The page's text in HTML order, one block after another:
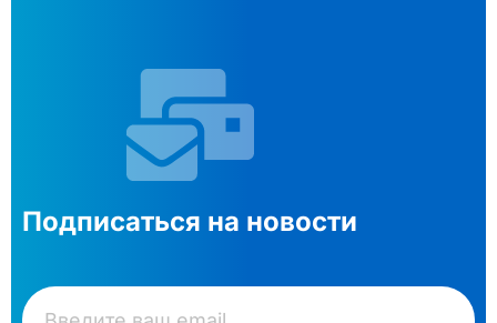
Подписаться на новости